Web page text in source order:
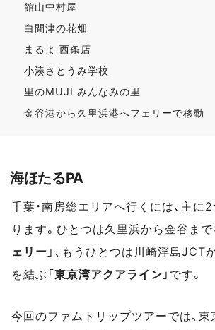
館山中村屋
白間津の花畑
まるよ 西条店
小湊さとうみ学校
里のMUJI みんなみの里
金谷港から久里浜港へフェリーで移動
海ほたるPA
千葉・南房総エリアへ行くには、主に
ります。ひとつは久里浜から金谷まで
ェリー 」、もうひとつは川崎浮島JCT
を結ぶ「東京湾アクアライン 」です。
今回のファムトリップツアーでは、東